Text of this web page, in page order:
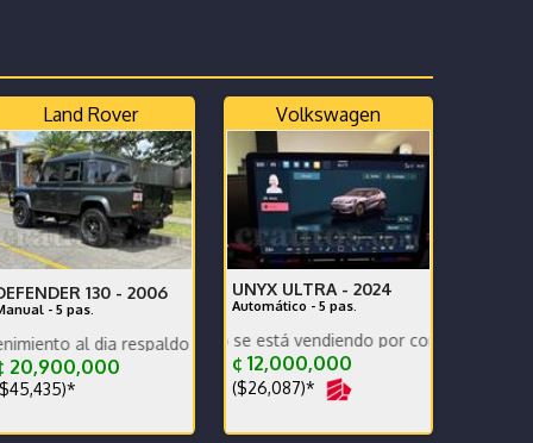
Land Rover
130 - 2006
- 5 pas.
respaldo -pocos kilometros-
20,900,000
Volkswagen
UNYX ULTRA - 2024
Automático - 5 pas.
nuevo se está vendiendo por compra de otro.
¢ 12,000,000
($26,087)*